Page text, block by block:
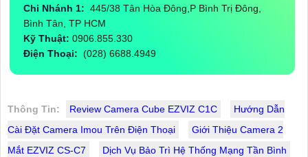
Chi Nhánh 1: 445/38 Tân Hòa Đông,P Bình Trị Đông,
Bình Tân, TP HCM
Kỹ Thuật: 0906.855.330
Điện Thoại: (028) 6688.4949
Thông Tin: Review Camera Cube EZVIZ C1C
Hướng Dẫn
Cài Đặt Camera Imou Trên Điện Thoại
Giới Thiệu Camera 2
Mắt EZVIZ CS-C7
Dịch Vụ Bảo Trì Hệ Thống Mạng Tần Bình